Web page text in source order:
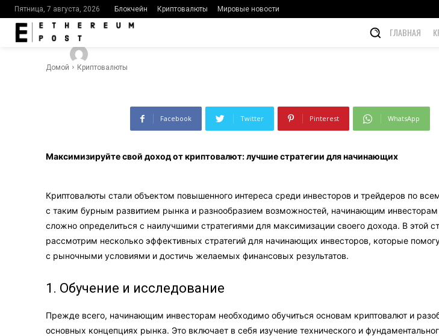
Пятница, 7 августа, 2026 Блокчейн Криптовалюты Мировые новости
ГЛАВНАЯ
Домой Криптовалюты
стратегии для
Facebook Twitter Pinterest WhatsApp
Максимизируйте свой доход от криптовалют: лучшие стратегии для начинающих
Криптовалюты стали объектом повышенного интереса среди инвесторов и трейдеров по
с таким бурным развитием рынка и разнообразием возможностей, начинающим
сложно определиться с наилучшими стратегиями для максимизации своего дохода. В этой
рассмотрим несколько эффективных стратегий для начинающих инвесторов, которые
с рыночными условиями и достичь желаемых финансовых результатов.
1. Обучение и исследование
Прежде всего, начинающим инвесторам необходимо обучиться основам криптовалют и
основных концепциях рынка. Это включает в себя изучение технического и